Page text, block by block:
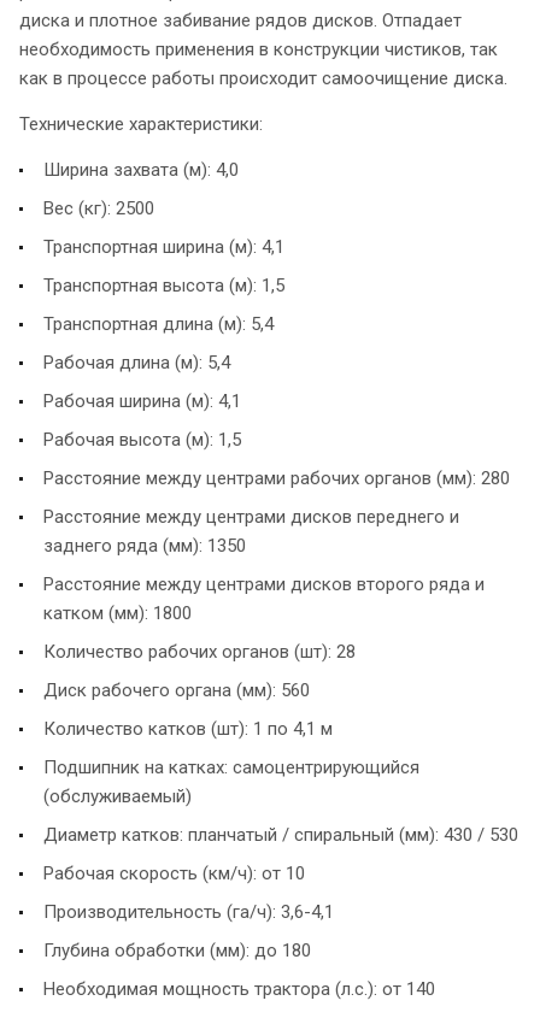
диска и плотное забивание рядов дисков. Отпадает
необходимость применения в конструкции чистиков, так
как в процессе работы происходит самоочищение диска.
Технические характеристики:
Ширина захвата (м): 4,0
Вес (кг): 2500
Транспортная ширина (м): 4,1
Транспортная высота (м): 1,5
Транспортная длина (м): 5,4
Рабочая длина (м): 5,4
Рабочая ширина (м): 4,1
Рабочая высота (м): 1,5
Расстояние между центрами рабочих органов (мм): 280
Расстояние между центрами дисков переднего и
заднего ряда (мм): 1350
Расстояние между центрами дисков второго ряда и
катком (мм): 1800
Количество рабочих органов (шт): 28
Диск рабочего органа (мм): 560
Количество катков (шт): 1 по 4,1 м
Подшипник на катках: самоцентрирующийся
(обслуживаемый)
Диаметр катков: планчатый / спиральный (мм): 430 / 530
Рабочая скорость (км/ч): от 10
Производительность (га/ч): 3,6-4,1
Глубина обработки (мм): до 180
Необходимая мощность трактора (л.с.): от 140